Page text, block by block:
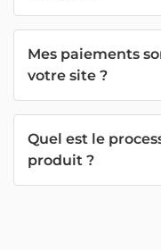
Mes paiements
votre site ?
Quel est le
produit ?